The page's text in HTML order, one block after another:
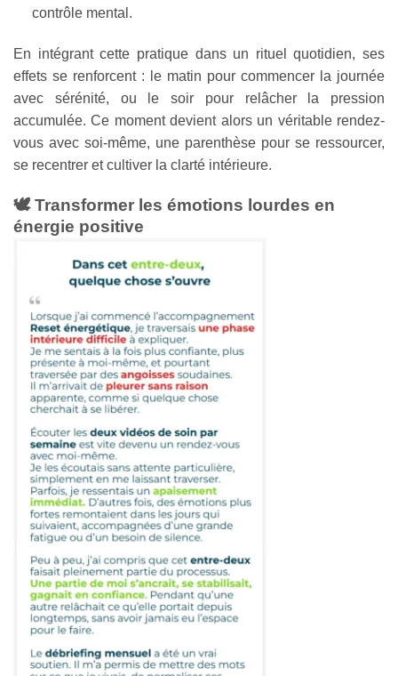
contrôle mental.
En intégrant cette pratique dans un rituel quotidien, ses
effets se renforcent : le matin pour commencer la journée
avec sérénité, ou le soir pour relâcher la pression
accumulée. Ce moment devient alors un véritable rendez-
vous avec soi-même, une parenthèse pour se ressourcer,
se recentrer et cultiver la clarté intérieure.
🕊️ Transformer les émotions lourdes en
énergie positive